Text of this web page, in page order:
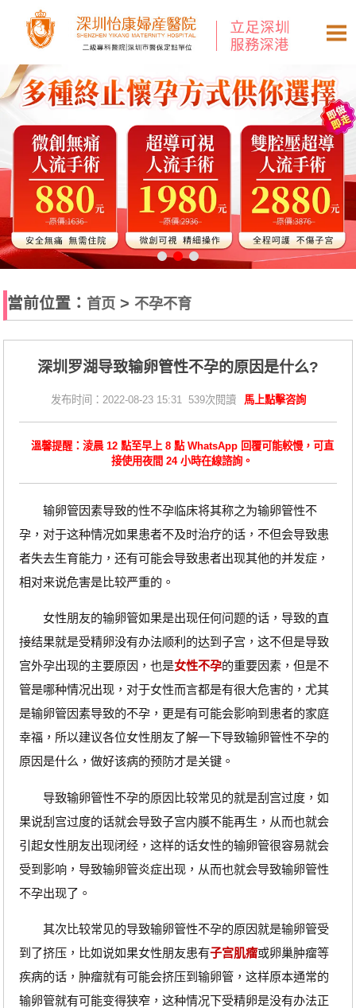
當前位置： 首页 > 不孕不育
深圳罗湖导致输卵管性不孕的原因是什么?
发布时间：2022-08-23 15:31 539次閱讀 馬上點擊咨詢
溫馨提醒：淩晨 12 點至早上 8 點 WhatsApp 回覆可能較慢，可直
接使用夜間 24 小時在線諮詢。
输卵管因素导致的性不孕临床将其称之为输卵管性不
孕，对于这种情况如果患者不及时治疗的话，不但会导致患
者失去生育能力，还有可能会导致患者出现其他的并发症，
相对来说危害是比较严重的。
女性朋友的输卵管如果是出现任何问题的话，导致的直
接结果就是受精卵没有办法顺利的达到子宫，这不但是导致
宫外孕出现的主要原因，也是女性不孕的重要因素，但是不
管是哪种情况出现，对于女性而言都是有很大危害的，尤其
是输卵管因素导致的不孕，更是有可能会影响到患者的家庭
幸福，所以建议各位女性朋友了解一下导致输卵管性不孕的
原因是什么，做好该病的预防才是关键。
导致输卵管性不孕的原因比较常见的就是刮宫过度，如
果说刮宫过度的话就会导致子宫内膜不能再生，从而也就会
引起女性朋友出现闭经，这样的话女性的输卵管很容易就会
受到影响，导致输卵管炎症出现，从而也就会导致输卵管性
不孕出现了。
其次比较常见的导致输卵管性不孕的原因就是输卵管受
到了挤压，比如说如果女性朋友患有子宫肌瘤或卵巢肿瘤等
疾病的话，肿瘤就有可能会挤压到输卵管，这样原本通常的
输卵管就有可能变得狭窄，这种情况下受精卵是没有办法正